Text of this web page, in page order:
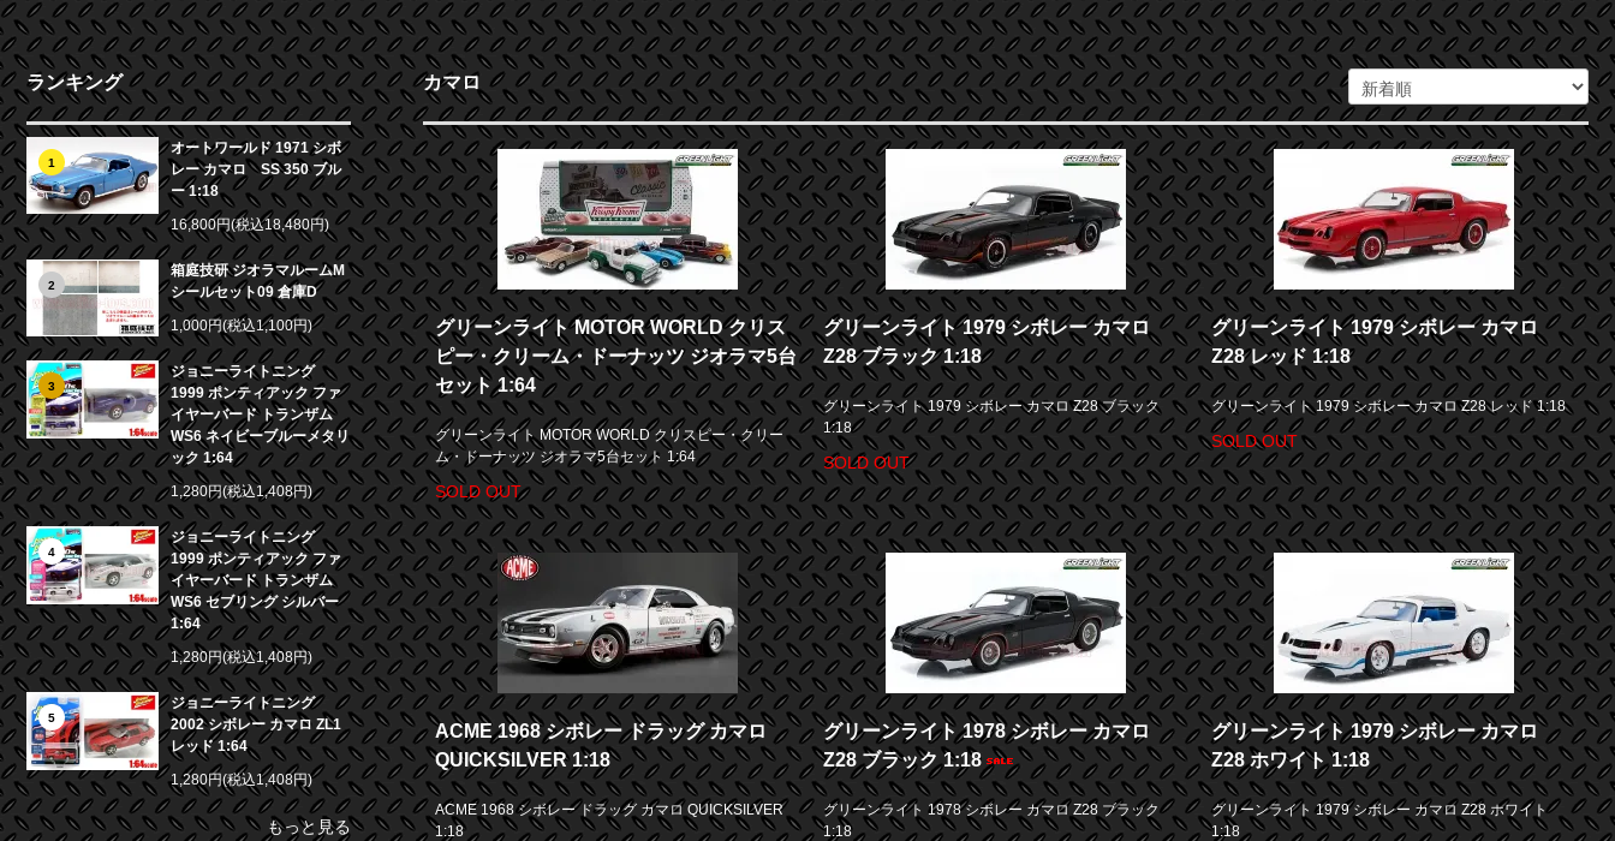
ランキング
1
オートワールド 1971 シボ
レー カマロ SS 350 ブル
ー 1:18
16,800円(税込18,480円)
2
箱庭技研 ジオラマルームM
シールセット09 倉庫D
1,000円(税込1,100円)
3
ジョニーライトニング
1999 ポンティアック ファ
イヤーバード トランザム
WS6 ネイビーブルーメタリ
ック 1:64
1,280円(税込1,408円)
4
ジョニーライトニング
1999 ポンティアック ファ
イヤーバード トランザム
WS6 セブリング シルバー
1:64
1,280円(税込1,408円)
5
ジョニーライトニング
2002 シボレー カマロ ZL1
レッド 1:64
1,280円(税込1,408円)
もっと見る
カマロ
グリーンライト MOTOR WORLD クリス
ピー・クリーム・ドーナッツ ジオラマ5台
セット 1:64
グリーンライト MOTOR WORLD クリスピー・クリー
ム・ドーナッツ ジオラマ5台セット 1:64
SOLD OUT
グリーンライト 1979 シボレー カマロ
Z28 ブラック 1:18
グリーンライト 1979 シボレー カマロ Z28 ブラック
1:18
SOLD OUT
グリーンライト 1979 シボレー カマロ
Z28 レッド 1:18
グリーンライト 1979 シボレー カマロ Z28 レッド 1:18
SOLD OUT
ACME 1968 シボレー ドラッグ カマロ
QUICKSILVER 1:18
ACME 1968 シボレー ドラッグ カマロ QUICKSILVER
1:18
グリーンライト 1978 シボレー カマロ
Z28 ブラック 1:18
グリーンライト 1978 シボレー カマロ Z28 ブラック
1:18
グリーンライト 1979 シボレー カマロ
Z28 ホワイト 1:18
グリーンライト 1979 シボレー カマロ Z28 ホワイト
1:18